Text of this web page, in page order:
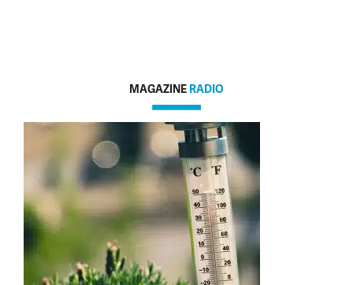
MAGAZINE RADIO